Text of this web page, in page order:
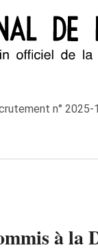
n° 2025-
à la